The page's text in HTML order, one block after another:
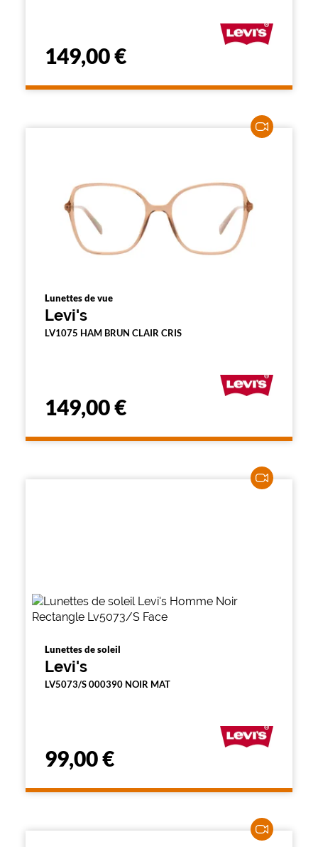
149,00 €
Lunettes de vue
Levi's
LV1075 HAM BRUN CLAIR CRIS
149,00 €
Lunettes de soleil
Levi's
LV5073/S 000390 NOIR MAT
99,00 €